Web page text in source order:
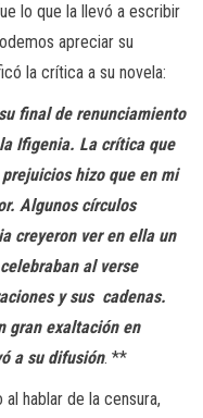
lo que la llevó a escribir
apreciar su
la crítica a su novela:
final de renunciamiento
Ifigenia. La crítica que
hizo que en mi
Algunos círculos
creyeron ver en ella un
al verse
y sus cadenas.
gran exaltación en
a su difusión. **
hablar de la censura,